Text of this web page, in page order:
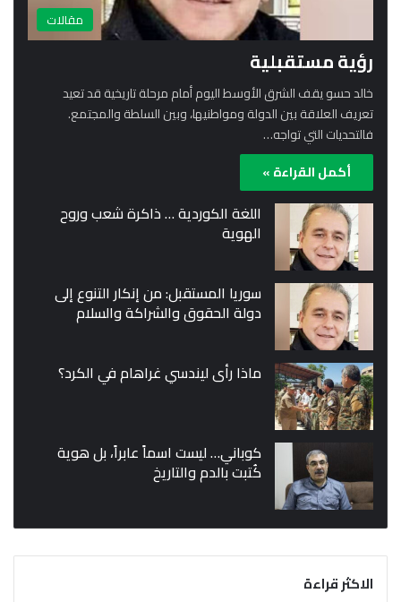
مقالات
رؤية مستقبلية
خالد حسو يقف الشرق الأوسط اليوم أمام مرحلة تاريخية قد تعيد
تعريف العلاقة بين الدولة ومواطنيها، وبين السلطة والمجتمع.
فالتحديات التي تواجه…
أكمل القراءة »
اللغة الكوردية … ذاكرة شعب وروح
الهوية
سوريا المستقبل: من إنكار التنوع إلى
دولة الحقوق والشراكة والسلام
ماذا رأى ليندسي غراهام في الكرد؟
كوباني… ليست اسماً عابراً، بل هوية
كُتبت بالدم والتاريخ
الاكثر قراءة